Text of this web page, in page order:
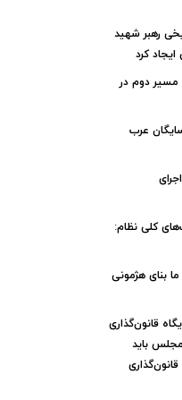
رهبر شهید
کرد
مسیر دوم در
عرب
کلی نظام:
بنای هژمونی
قانون‌گذاری
باید